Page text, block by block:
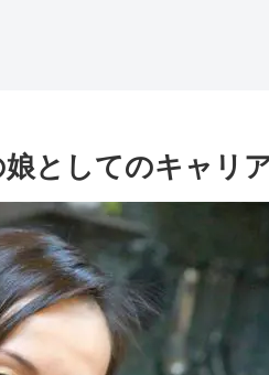
としてのキャリ